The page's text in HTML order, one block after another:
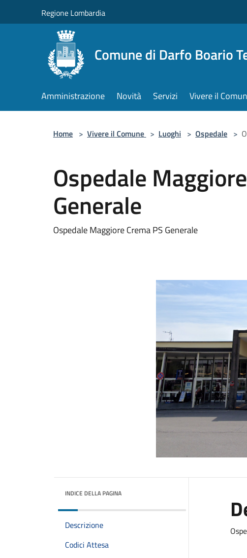
Regione Lombardia
Comune di Darfo Boario
Amministrazione Novità Servizi Vivere il
Home > Vivere il Comune > Luoghi > Ospedale >
Ospedale
Generale
Ospedale Maggiore Crema PS Generale
INDICE DELLA PAGINA
Descrizione
Codici Attesa